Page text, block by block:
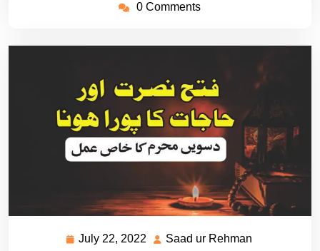
0 Comments
July 22, 2022
JulySaad ur Rehman